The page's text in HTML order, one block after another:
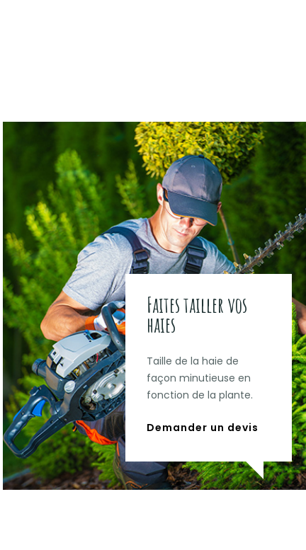
Faites tailler vos
haies
Taille de la haie de
façon minutieuse en
fonction de la plante.
Demander un devis